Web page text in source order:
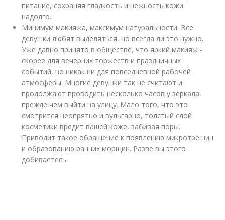
питание, сохраняя гладкость и нежность кожи
надолго.
Минимум макияжа, максимум натуральности. Все
девушки любят выделяться, но всегда ли это нужно.
Уже давно принято в обществе, что яркий макияж -
скорее для вечерних торжеств и праздничных
событий, но никак ни для повседневной рабочей
атмосферы. Многие девушки так не считают и
продолжают проводить несколько часов у зеркала,
прежде чем выйти на улицу. Мало того, что это
смотрится неопрятно и вульгарно, толстый слой
косметики вредит вашей коже, забивая поры.
Приводит такое обращение к появлению микротрещин
и образованию ранних морщин. Разве вы этого
добиваетесь.